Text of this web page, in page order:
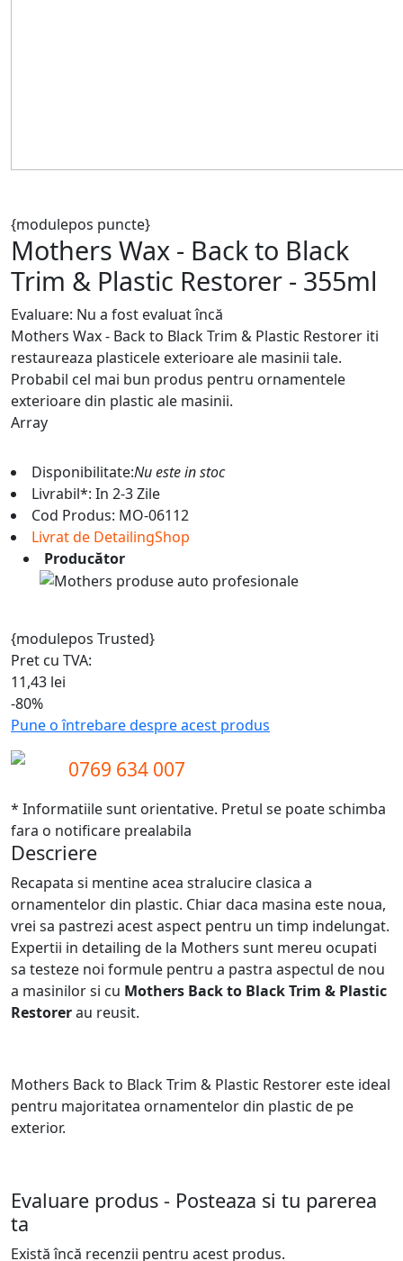
{modulepos puncte}
Mothers Wax - Back to Black
Trim & Plastic Restorer - 355ml
Evaluare: Nu a fost evaluat încă
Mothers Wax - Back to Black Trim & Plastic Restorer iti
restaureaza plasticele exterioare ale masinii tale.
Probabil cel mai bun produs pentru ornamentele
exterioare din plastic ale masinii.
Array
Disponibilitate:Nu este in stoc
Livrabil*: In 2-3 Zile
Cod Produs: MO-06112
Livrat de DetailingShop
Producător
{modulepos Trusted}
Pret cu TVA:
11,43 lei
-80%
Pune o întrebare despre acest produs
0769 634 007
* Informatiile sunt orientative. Pretul se poate schimba
fara o notificare prealabila
Descriere
Recapata si mentine acea stralucire clasica a
ornamentelor din plastic. Chiar daca masina este noua,
vrei sa pastrezi acest aspect pentru un timp indelungat.
Expertii in detailing de la Mothers sunt mereu ocupati
sa testeze noi formule pentru a pastra aspectul de nou
a masinilor si cu Mothers Back to Black Trim & Plastic
Restorerau reusit.
Mothers Back to Black Trim & Plastic Restorer este ideal
pentru majoritatea ornamentelor din plastic de pe
exterior.
Evaluare produs - Posteaza si tu parerea
ta
Există încă recenzii pentru acest produs.